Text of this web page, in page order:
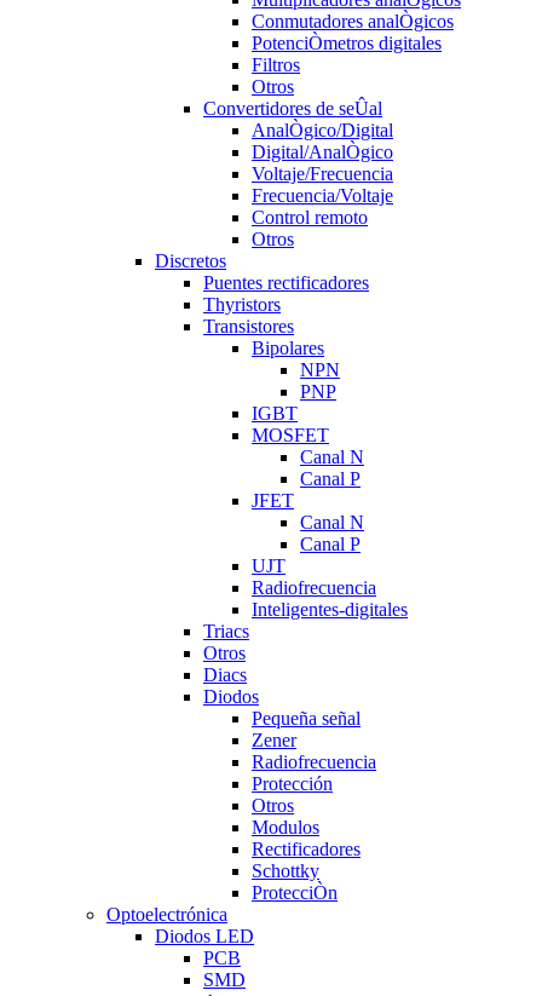
Conmutadores analÒgicos
PotenciÒmetros digitales
Filtros
Otros
Convertidores de seÛal
AnalÒgico/Digital
Digital/AnalÒgico
Voltaje/Frecuencia
Frecuencia/Voltaje
Control remoto
Otros
Discretos
Puentes rectificadores
Thyristors
Transistores
Bipolares
NPN
PNP
IGBT
MOSFET
Canal N
Canal P
JFET
Canal N
Canal P
UJT
Radiofrecuencia
Inteligentes-digitales
Triacs
Otros
Diacs
Diodos
Pequeña señal
Zener
Radiofrecuencia
Protección
Otros
Modulos
Rectificadores
Schottky
ProtecciÒn
Optoelectrónica
Diodos LED
PCB
SMD